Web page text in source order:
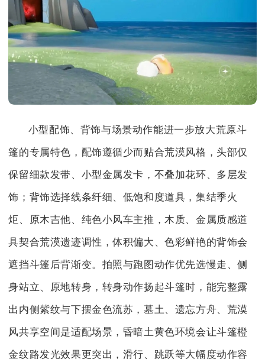
小型配饰、背饰与场景动作能进一步放大荒原斗
篷的专属特色，配饰遵循少而贴合荒漠风格，头部仅
保留细款发带、小型金属发卡，不叠加花环、多层发
饰；背饰选择线条纤细、低饱和度道具，集结季火
炬、原木吉他、纯色小风车主推，木质、金属质感道
具契合荒漠遗迹调性，体积偏大、色彩鲜艳的背饰会
遮挡斗篷后背渐变。拍照与跑图动作优先选慢走、侧
身站立、原地转身，转身动作扬起斗篷时，能完整露
出内侧紫纹与下摆金色流苏，墓土、遗忘方舟、荒漠
风共享空间是适配场景，昏暗土黄色环境会让斗篷橙
金纹路发光效果更突出，滑行、跳跃等大幅度动作容